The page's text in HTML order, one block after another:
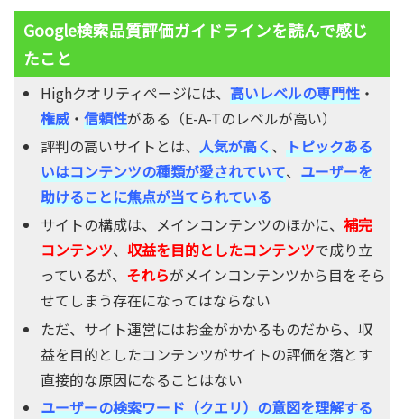
Google検索品質評価ガイドラインを読んで感じ
たこと
Highクオリティページには、高いレベルの専門性 ・
権威 ・信頼性がある（E-A-Tのレベルが高い）
評判の高いサイトとは、人気が高く、トピックある
いはコンテンツの種類が愛されていて、ユーザーを
助けることに焦点が当てられている
サイトの構成は、メインコンテンツのほかに、補完
コンテンツ、収益を目的としたコンテンツで成り立
っているが、 それらがメインコンテンツから目をそら
せてしまう存在になってはならない
ただ、サイト運営にはお金がかかるものだから、収
益を目的としたコンテンツがサイトの評価を落とす
直接的な原因になることはない
ユーザーの検索ワード（クエリ）の意図を理解する